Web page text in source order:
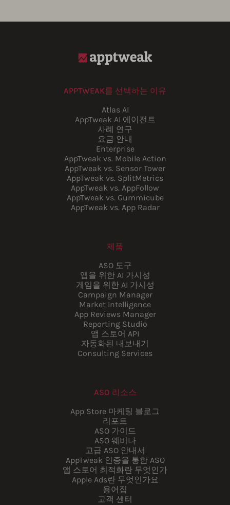
APPTWEAK를 선택하는 이유
Atlas AI
AppTweak AI 에이전트
사례 연구
요금 안내
Enterprise
AppTweak vs. Mobile Action
AppTweak vs. Sensor Tower
AppTweak vs. SplitMetrics
AppTweak vs. AppFollow
AppTweak vs. Gummicube
AppTweak vs. App Radar
제품
ASO 도구
앱을 위한 AI 가시성
게임을 위한 AI 가시성
Campaign Manager
Market Intelligence
App Reviews Manager
Reporting Studio
앱 스토어 API
자동화된 내보내기
Consulting Services
ASO 리소스
App Store 마케팅 블로그
리포트
ASO 가이드
ASO 웨비나
고급 ASO 안내서
AppTweak 인증을 통한 ASO
앱 스토어 최적화란 무엇인가
Apple Ads란 무엇인가요
용어집
고객 센터